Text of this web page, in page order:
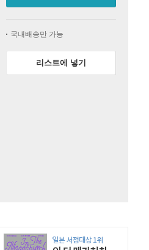
국내배송만 가능
리스트에 넣기